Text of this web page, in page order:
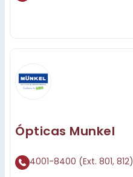
Ópticas Munkel
4001-8400 (Ext. 801, 812)